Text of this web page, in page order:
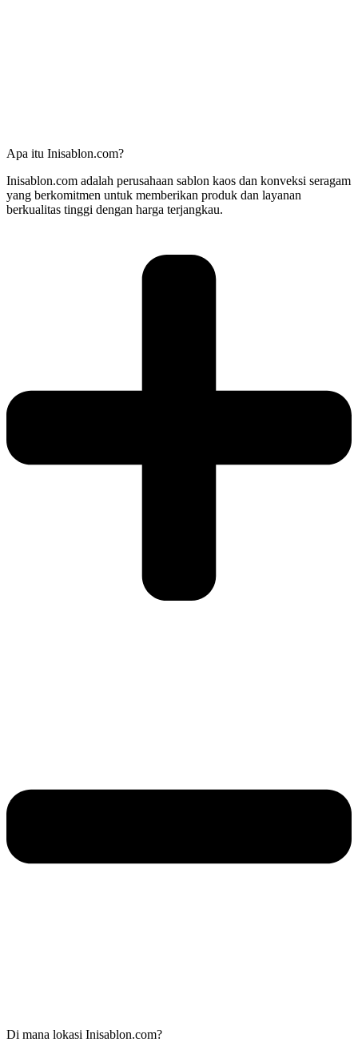
Apa itu Inisablon.com?
Inisablon.com adalah perusahaan sablon kaos dan konveksi seragam
yang berkomitmen untuk memberikan produk dan layanan
berkualitas tinggi dengan harga terjangkau.
Di mana lokasi Inisablon.com?